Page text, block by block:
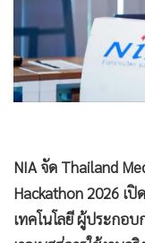
ท่องเที่ยว
• ต่างประเทศ
• Special Scoop
• จีน
• ชุมชน-คุณภาพชีวิต
• อาชญากรรม